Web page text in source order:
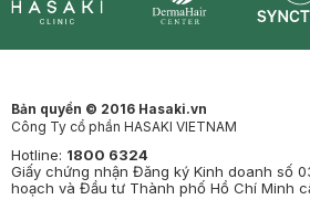
Bản quyền © 2016 Hasaki.vn
Công Ty cổ phần HASAKI VIETNAM
Hotline: 1800 6324
Giấy chứng nhận Đăng ký Kinh doanh số
hoạch và Đầu tư Thành phố Hồ Chí Minh